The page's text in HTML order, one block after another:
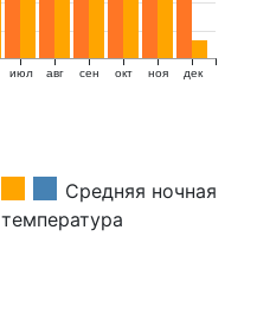
июл авг сен окт ноя дек
Средняя ночная
температура